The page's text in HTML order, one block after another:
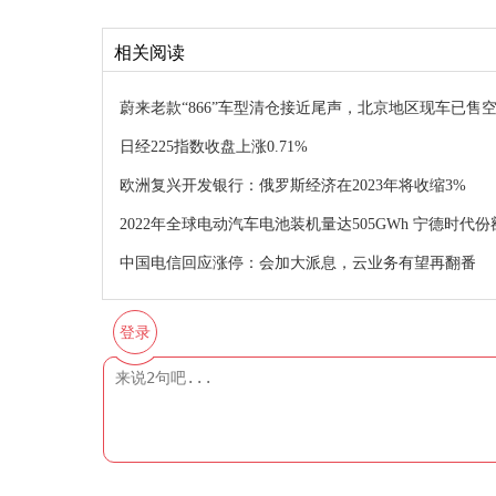
相关阅读
蔚来老款“866”车型清仓接近尾声，北京地区现车已售空
日经225指数收盘上涨0.71%
欧洲复兴开发银行：俄罗斯经济在2023年将收缩3%
2022年全球电动汽车电池装机量达505GWh 宁德时代份
中国电信回应涨停：会加大派息，云业务有望再翻番
登录